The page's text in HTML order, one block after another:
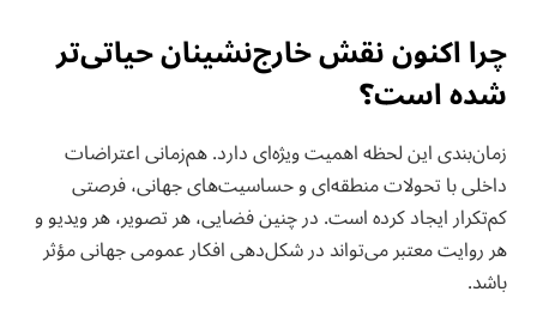
چرا اکنون نقش خارج‌نشینان حیاتی‌تر
شده است؟
زمان‌بندی این لحظه اهمیت ویژه‌ای دارد. هم‌زمانی اعتراضات
داخلی با تحولات منطقه‌ای و حساسیت‌های جهانی، فرصتی
کم‌تکرار ایجاد کرده است. در چنین فضایی، هر تصویر، هر ویدیو و
هر روایت معتبر می‌تواند در شکل‌دهی افکار عمومی جهانی مؤثر
باشد.